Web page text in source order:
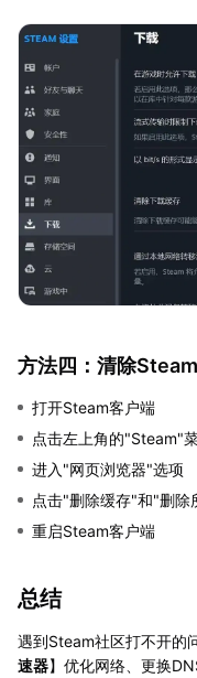
方法四：清除
打开Steam客户端
点击左上角的"Steam"
进入"网页浏览器"选项
点击"删除缓存"和"删除
重启Steam客户端
总结
遇到Steam社区打不开的
速器】优化网络、更换